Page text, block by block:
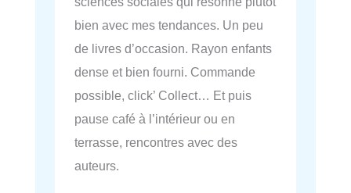
bien avec mes tendances. Un peu
de livres d’occasion. Rayon enfants
dense et bien fourni. Commande
possible, click’ Collect… Et puis
pause café à l’intérieur ou en
terrasse, rencontres avec des
auteurs.